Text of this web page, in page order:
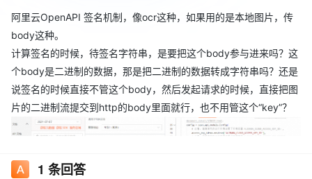
阿里云OpenAPI 签名机制，像ocr这种，如果用的是本地图片，传
body这种。
计算签名的时候，待签名字符串，是要把这个body参与进来吗？这
个body是二进制的数据，那是把二进制的数据转成字符串吗？还是
说签名的时候直接不管这个body，然后发起请求的时候，直接把图
片的二进制流提交到http的body里面就行，也不用管这个“key”？
1 条回答